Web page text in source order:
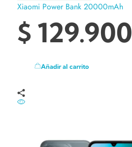
Xiaomi Power Bank 20000mAh
$ 129.900
Añadir al carrito